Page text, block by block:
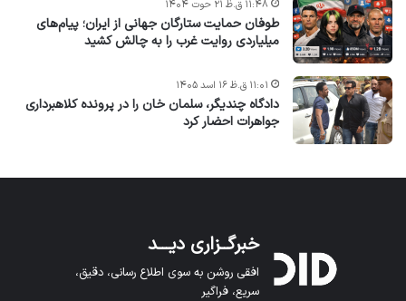
طوفان حمایت ستارگان جهانی از ایران؛ پیام‌های
میلیاردی روایت غرب را به چالش کشید
۱۱:۴۸ ق.ظ ۲۱ حوت ۱۴۰۴
دادگاه چندیگر، سلمان خان را در پرونده کلاهبرداری
جواهرات احضار کرد
۱۱:۰۱ ق.ظ ۱۶ اسد ۱۴۰۵
خبرگــزاری دیـــد
افقی روشن به سوی اطلاع رسانی، دقیق،
سریع، فراگیر